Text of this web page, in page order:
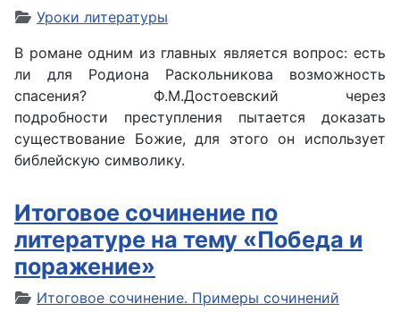
Уроки литературы
В романе одним из главных является вопрос: есть
ли для Родиона Раскольникова возможность
спасения? Ф.М.Достоевский через
подробности преступления пытается доказать
существование Божие, для этого он использует
библейскую символику.
Итоговое сочинение по
литературе на тему «Победа и
поражение»
Итоговое сочинение. Примеры сочинений